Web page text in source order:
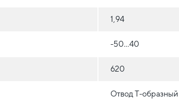
1,94
-50...40
620
Отвод Т-